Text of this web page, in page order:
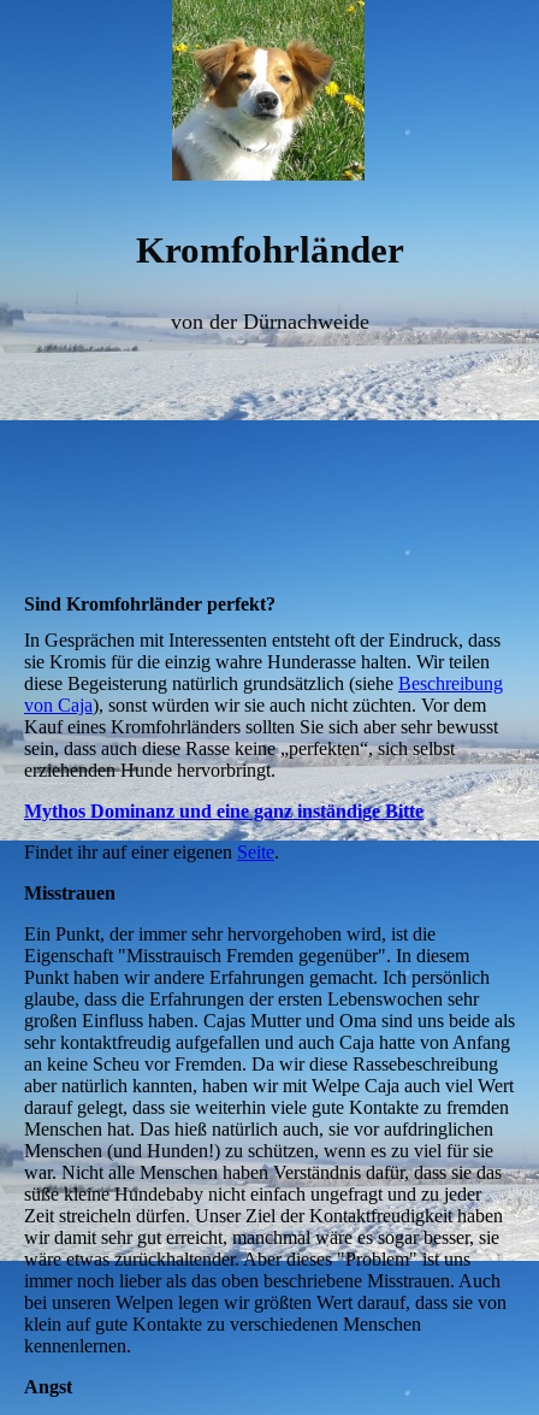
Kromfohrländer
von der Dürnachweide
Sind Kromfohrländer perfekt?
In Gesprächen mit Interessenten entsteht oft der Eindruck, dass
sie Kromis für die einzig wahre Hunderasse halten. Wir teilen
diese Begeisterung natürlich grundsätzlich (siehe Beschreibung
von Caja), sonst würden wir sie auch nicht züchten. Vor dem
Kauf eines Kromfohrländers sollten Sie sich aber sehr bewusst
sein, dass auch diese Rasse keine „perfekten“, sich selbst
erziehenden Hunde hervorbringt.
Mythos Dominanz und eine ganz inständige Bitte
Findet ihr auf einer eigenen Seite.
Misstrauen
Ein Punkt, der immer sehr hervorgehoben wird, ist die
Eigenschaft "Misstrauisch Fremden gegenüber". In diesem
Punkt haben wir andere Erfahrungen gemacht. Ich persönlich
glaube, dass die Erfahrungen der ersten Lebenswochen sehr
großen Einfluss haben. Cajas Mutter und Oma sind uns beide als
sehr kontaktfreudig aufgefallen und auch Caja hatte von Anfang
an keine Scheu vor Fremden. Da wir diese Rassebeschreibung
aber natürlich kannten, haben wir mit Welpe Caja auch viel Wert
darauf gelegt, dass sie weiterhin viele gute Kontakte zu fremden
Menschen hat. Das hieß natürlich auch, sie vor aufdringlichen
Menschen (und Hunden!) zu schützen, wenn es zu viel für sie
war. Nicht alle Menschen haben Verständnis dafür, dass sie das
süße kleine Hundebaby nicht einfach ungefragt und zu jeder
Zeit streicheln dürfen. Unser Ziel der Kontaktfreudigkeit haben
wir damit sehr gut erreicht, manchmal wäre es sogar besser, sie
wäre etwas zurückhaltender. Aber dieses "Problem" ist uns
immer noch lieber als das oben beschriebene Misstrauen. Auch
bei unseren Welpen legen wir größten Wert darauf, dass sie von
klein auf gute Kontakte zu verschiedenen Menschen
kennenlernen.
Angst